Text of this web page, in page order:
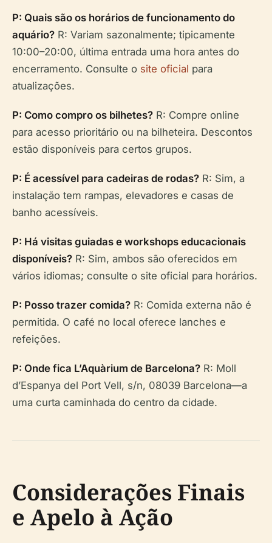
P: Quais são os horários de funcionamento do
aquário? R: Variam sazonalmente; tipicamente
10:00–20:00, última entrada uma hora antes do
encerramento. Consulte o site oficial para
atualizações.
P: Como compro os bilhetes? R: Compre online
para acesso prioritário ou na bilheteira. Descontos
estão disponíveis para certos grupos.
P: É acessível para cadeiras de rodas? R: Sim, a
instalação tem rampas, elevadores e casas de
banho acessíveis.
P: Há visitas guiadas e workshops educacionais
disponíveis? R: Sim, ambos são oferecidos em
vários idiomas; consulte o site oficial para horários.
P: Posso trazer comida? R: Comida externa não é
permitida. O café no local oferece lanches e
refeições.
P: Onde fica L’Aquàrium de Barcelona? R: Moll
d’Espanya del Port Vell, s/n, 08039 Barcelona—a
uma curta caminhada do centro da cidade.
Considerações Finais
e Apelo à Ação